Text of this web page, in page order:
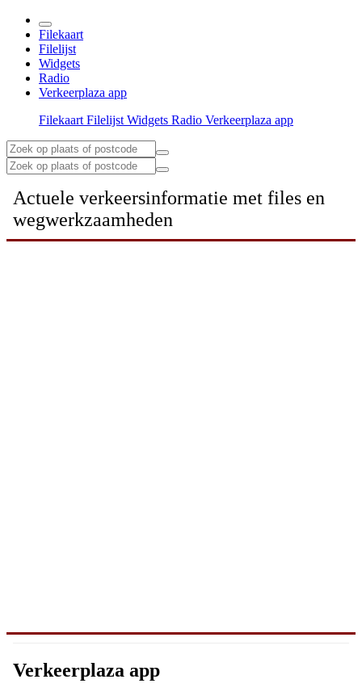
Filekaart
Filelijst
Widgets
Radio
Verkeerplaza app
Filekaart Filelijst Widgets Radio Verkeerplaza app
Actuele verkeersinformatie met files en
wegwerkzaamheden
Verkeerplaza app